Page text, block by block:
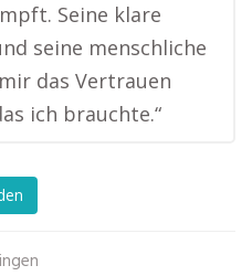
Seine klare
seine menschliche
das Vertrauen
ich brauchte.“